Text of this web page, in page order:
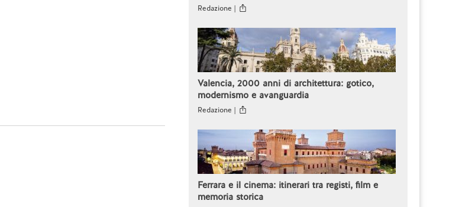
Redazione |
Valencia, 2000 anni di architettura: gotico,
modernismo e avanguardia
Redazione |
Ferrara e il cinema: itinerari tra registi, film e
memoria storica